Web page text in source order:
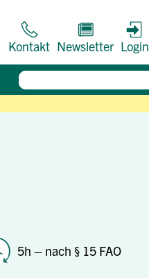
Kontakt Newsletter Login
5h – nach § 15 FAO